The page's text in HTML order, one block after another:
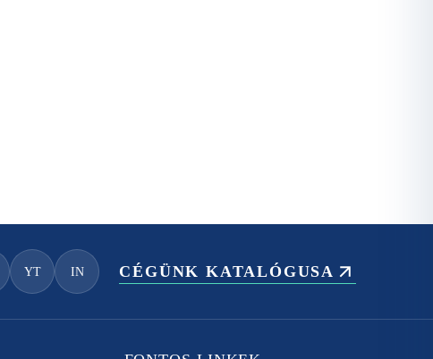
YT IN CÉGÜNK KATALÓGUSA